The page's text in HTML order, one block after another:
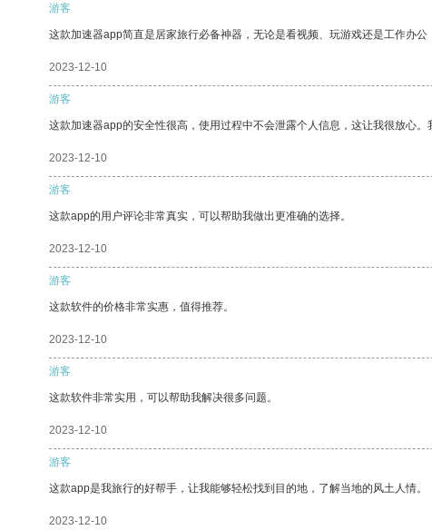
游客
这款加速器app简直是居家旅行必备神器，无论是看视频、玩游戏还是工作办
2023-12-10
游客
这款加速器app的安全性很高，使用过程中不会泄露个人信息，这让我很放心
2023-12-10
游客
这款app的用户评论非常真实，可以帮助我做出更准确的选择。
2023-12-10
游客
这款软件的价格非常实惠，值得推荐。
2023-12-10
游客
这款软件非常实用，可以帮助我解决很多问题。
2023-12-10
游客
这款app是我旅行的好帮手，让我能够轻松找到目的地，了解当地的风土人情。
2023-12-10